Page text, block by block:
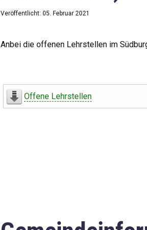
Veröffentlicht: 05. Februar 2021
Anbei die offenen Lehrstellen im
Offene Lehrstellen